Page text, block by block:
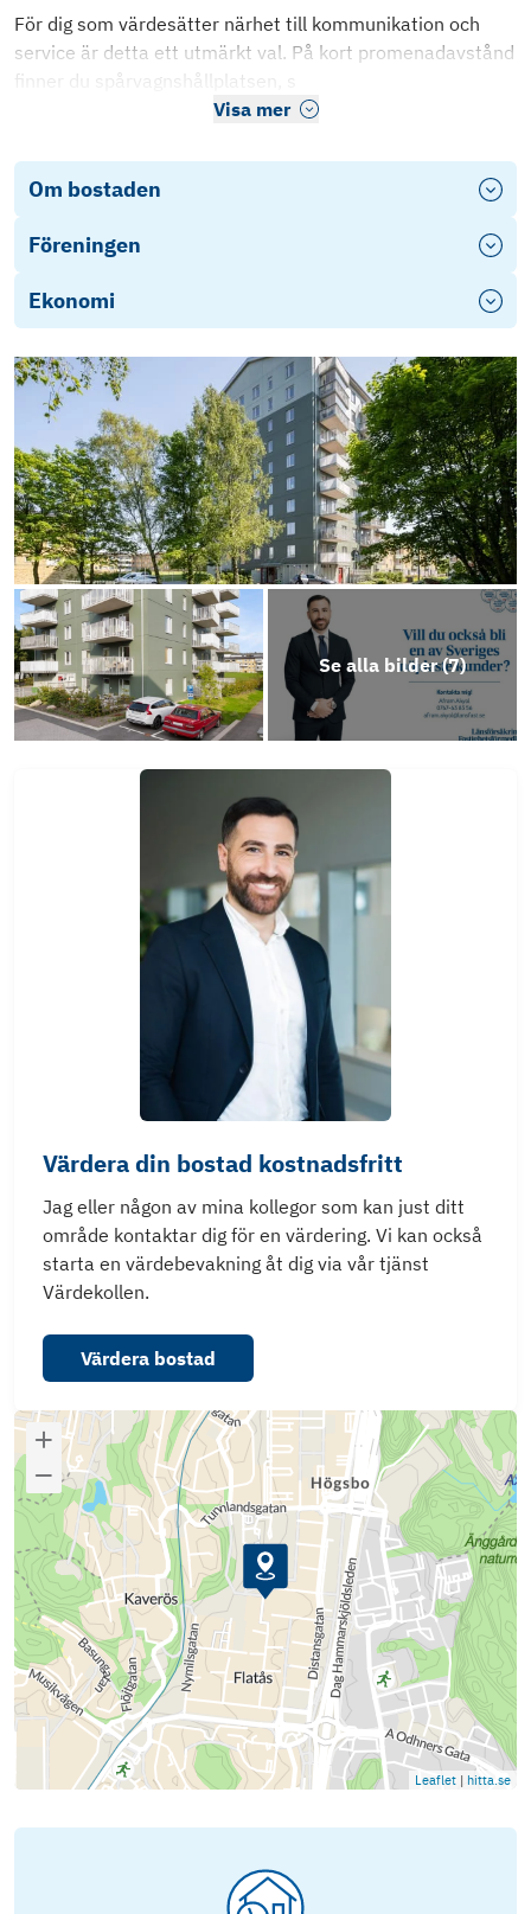
För dig som värdesätter närhet till kommunikation och
service är detta ett utmärkt val. På kort promenadavstånd
finner du spårvagnshållplatsen, s
Visa mer
Om bostaden
Föreningen
Ekonomi
Se alla bilder (7)
Värdera din bostad kostnadsfritt
Jag eller någon av mina kollegor som kan just ditt
område kontaktar dig för en värdering. Vi kan också
starta en värdebevakning åt dig via vår tjänst
Värdekollen.
Värdera bostad
Leaflet | hitta.se